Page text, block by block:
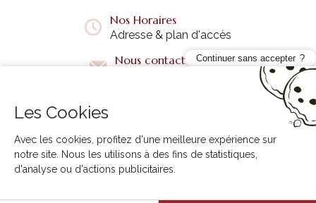
Nos Horaires
Adresse & plan d'accès
Nous contacter
Liens utiles +
Continuer sans accepter
Les Cookies
Avec les cookies, profitez d'une meilleure expérience sur
notre site. Nous les utilisons à des fins de statistiques,
d'analyse ou d'actions publicitaires.